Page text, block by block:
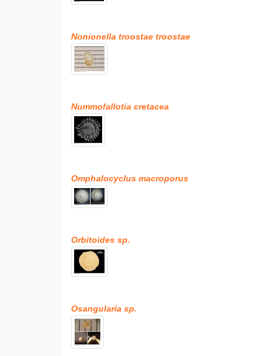
Nonionella troostae troostae
Nummofallotia cretacea
Omphalocyclus macroporus
Orbitoides sp.
Osangularia sp.